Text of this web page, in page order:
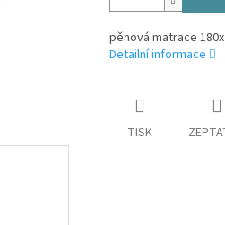
pěnová matrace
Detailní informace
TISK